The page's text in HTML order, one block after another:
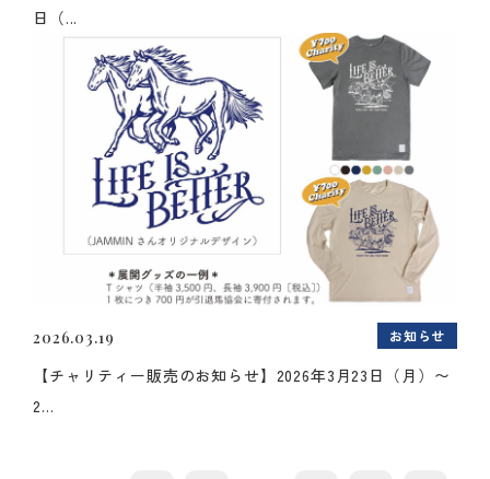
日（...
2026.03.19 お知らせ
【チャリティー販売のお知らせ】2026年3月23日（月）〜
2...